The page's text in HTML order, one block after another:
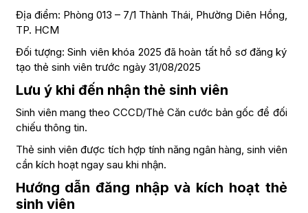
Địa điểm: Phòng 013 – 7/1 Thành Thái, Phường Diên Hồng,
TP. HCM
Đối tượng: Sinh viên khóa 2025 đã hoàn tất hồ sơ đăng ký
tạo thẻ sinh viên trước ngày 31/08/2025
Lưu ý khi đến nhận thẻ sinh viên
Sinh viên mang theo CCCD/Thẻ Căn cước bản gốc để đối
chiếu thông tin.
Thẻ sinh viên được tích hợp tính năng ngân hàng, sinh viên
cần kích hoạt ngay sau khi nhận.
Hướng dẫn đăng nhập và kích hoạt thẻ
sinh viên